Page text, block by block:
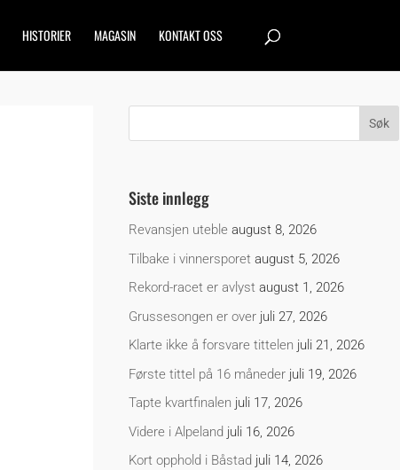
HISTORIER MAGASIN KONTAKT OSS
Siste innlegg
Revansjen uteble august 8, 2026
Tilbake i vinnersporet august 5, 2026
Rekord-racet er avlyst august 1, 2026
Grussesongen er over juli 27, 2026
Klarte ikke å forsvare tittelen juli 21, 2026
Første tittel på 16 måneder juli 19, 2026
Tapte kvartfinalen juli 17, 2026
Videre i Alpeland juli 16, 2026
Kort opphold i Båstad juli 14, 2026